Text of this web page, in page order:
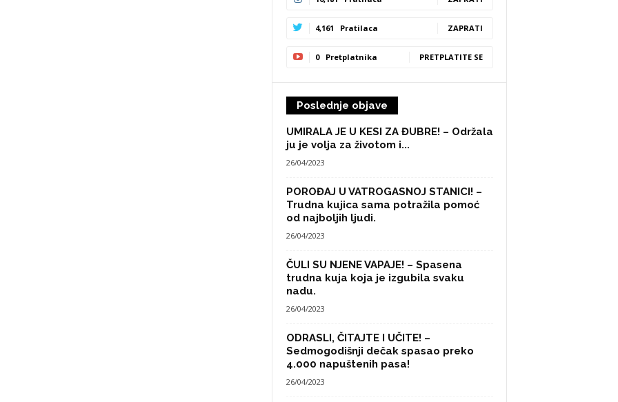
4,161 Pratilaca ZAPRATI
0 Pretplatnika PRETPLATITE SE
Poslednje objave
UMIRALA JE U KESI ZA ĐUBRE! – Održala
ju je volja za životom i...
26/04/2023
POROĐAJ U VATROGASNOJ STANICI! –
Trudna kujica sama potražila pomoć
od najboljih ljudi.
26/04/2023
ČULI SU NJENE VAPAJE! – Spasena
trudna kuja koja je izgubila svaku
nadu.
26/04/2023
ODRASLI, ČITAJTE I UČITE! –
Sedmogodišnji dečak spasao preko
4.000 napuštenih pasa!
26/04/2023